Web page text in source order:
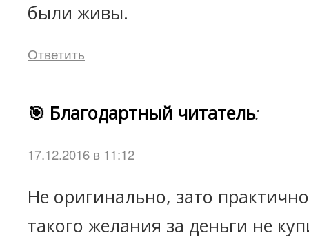
были живы.
Ответить
🎯 Благодартный читатель:
17.12.2016 в 11:12
Не оригинально, зато
такого желания за деньги не